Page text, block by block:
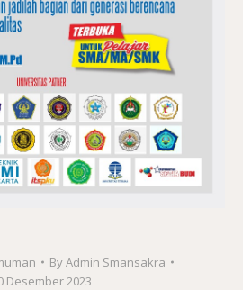
ByAdmin Smansakra
Desember 2023